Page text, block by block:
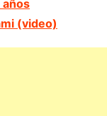
años
(video)